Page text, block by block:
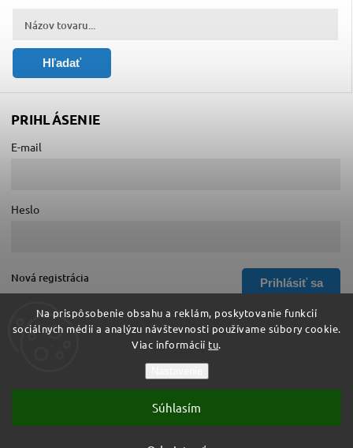
Na prispôsobenie obsahu a reklám, poskytovanie funkcií
sociálnych médií a analýzu návštevnosti používame súbory cookie.
Viac informácií tu.
Súhlasím
Hľadať
PRIHLÁSENIE
E-mail
Heslo
Prihlásiť sa
Nová registrácia
Zabudnuté heslo
Vytvoril Shoptet
Hurá do školy. Všetky práva vyhradené.
Upraviť nastavenie cookies
Shoptet| Design